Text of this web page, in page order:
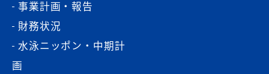
事業計画・報告
財務状況
水泳ニッポン・中期計
画